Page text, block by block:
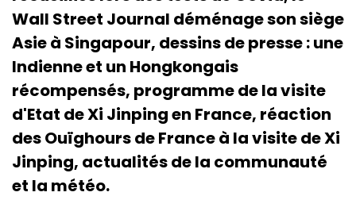
Wall Street Journal déménage son siège
Asie à Singapour, dessins de presse : une
Indienne et un Hongkongais
récompensés, programme de la visite
d'Etat de Xi Jinping en France, réaction
des Ouïghours de France à la visite de Xi
Jinping, actualités de la communauté
et la météo.